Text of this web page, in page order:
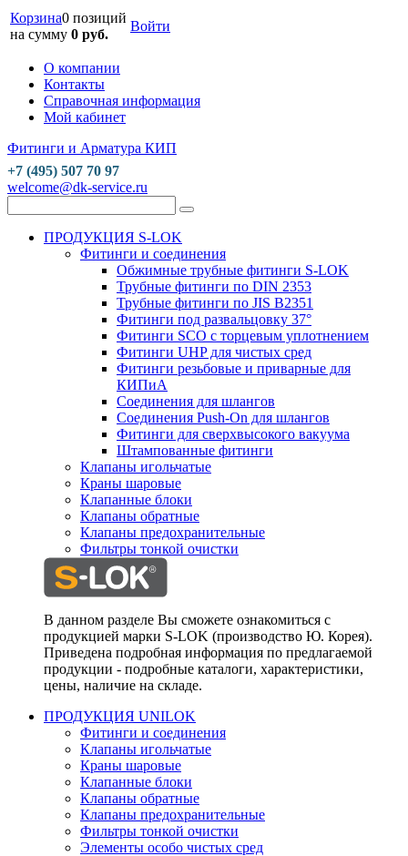
Корзина0 позиций
на сумму 0 руб.
Войти
О компании
Контакты
Справочная информация
Мой кабинет
Фитинги и Арматура КИП
+7 (495) 507 70 97
welcome@dk-service.ru
ПРОДУКЦИЯ S-LOK
Фитинги и соединения
Обжимные трубные фитинги S-LOK
Трубные фитинги по DIN 2353
Трубные фитинги по JIS B2351
Фитинги под развальцовку 37°
Фитинги SCO с торцевым уплотнением
Фитинги UHP для чистых сред
Фитинги резьбовые и приварные для
КИПиА
Соединения для шлангов
Соединения Push-On для шлангов
Фитинги для сверхвысокого вакуума
Штампованные фитинги
Клапаны игольчатые
Краны шаровые
Клапанные блоки
Клапаны обратные
Клапаны предохранительные
Фильтры тонкой очистки
В данном разделе Вы сможете ознакомиться с
продукцией марки S-LOK (производство Ю. Корея).
Приведена подробная информация по предлагаемой
продукции - подробные каталоги, характеристики,
цены, наличие на складе.
ПРОДУКЦИЯ UNILOK
Фитинги и соединения
Клапаны игольчатые
Краны шаровые
Клапанные блоки
Клапаны обратные
Клапаны предохранительные
Фильтры тонкой очистки
Элементы особо чистых сред